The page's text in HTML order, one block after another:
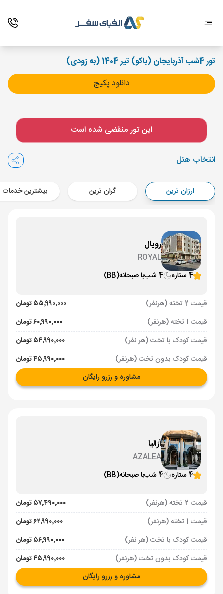
تور 4شب آذربایجان (باکو) تیر 1404 (به زودی)
دانلود پکیج
این تور منقضی شده است
انتخاب هتل
ارزان ترین گران ترین بیشترین خدمات
رویال
ROYAL
4 ستاره
4 شب با صبحانه(BB)
قیمت 2 تخته (هرنفر)
۵۵٬۹۹۰٬۰۰۰ تومان
قیمت 1 تخته (هرنفر)
۶۰٬۹۹۰٬۰۰۰ تومان
قیمت کودک با تخت (هر نفر)
۵۴٬۹۹۰٬۰۰۰ تومان
قیمت کودک بدون تخت (هرنفر)
۴۵٬۹۹۰٬۰۰۰ تومان
مشاوره و رزرو رایگان
آزالیا
AZALEA
4 ستاره
4 شب با صبحانه(BB)
قیمت 2 تخته (هرنفر)
۵۷٬۴۹۰٬۰۰۰ تومان
قیمت 1 تخته (هرنفر)
۶۲٬۹۹۰٬۰۰۰ تومان
قیمت کودک با تخت (هر نفر)
۵۶٬۹۹۰٬۰۰۰ تومان
قیمت کودک بدون تخت (هرنفر)
۴۵٬۹۹۰٬۰۰۰ تومان
مشاوره و رزرو رایگان